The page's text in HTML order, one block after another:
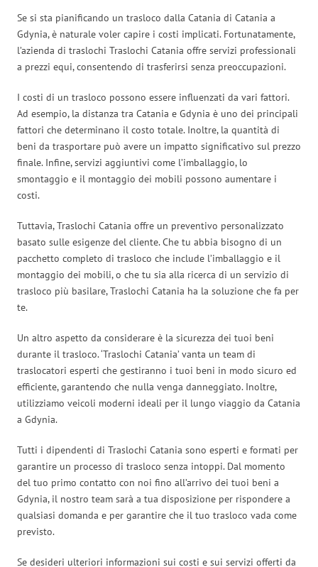
Se si sta pianificando un trasloco dalla Catania di Catania a
Gdynia, è naturale voler capire i costi implicati. Fortunatamente,
l’azienda di traslochi Traslochi Catania offre servizi professionali
a prezzi equi, consentendo di trasferirsi senza preoccupazioni.
I costi di un trasloco possono essere influenzati da vari fattori.
Ad esempio, la distanza tra Catania e Gdynia è uno dei principali
fattori che determinano il costo totale. Inoltre, la quantità di
beni da trasportare può avere un impatto significativo sul prezzo
finale. Infine, servizi aggiuntivi come l’imballaggio, lo
smontaggio e il montaggio dei mobili possono aumentare i
costi.
Tuttavia, Traslochi Catania offre un preventivo personalizzato
basato sulle esigenze del cliente. Che tu abbia bisogno di un
pacchetto completo di trasloco che include l’imballaggio e il
montaggio dei mobili, o che tu sia alla ricerca di un servizio di
trasloco più basilare, Traslochi Catania ha la soluzione che fa per
te.
Un altro aspetto da considerare è la sicurezza dei tuoi beni
durante il trasloco. ‘Traslochi Catania’ vanta un team di
traslocatori esperti che gestiranno i tuoi beni in modo sicuro ed
efficiente, garantendo che nulla venga danneggiato. Inoltre,
utilizziamo veicoli moderni ideali per il lungo viaggio da Catania
a Gdynia.
Tutti i dipendenti di Traslochi Catania sono esperti e formati per
garantire un processo di trasloco senza intoppi. Dal momento
del tuo primo contatto con noi fino all’arrivo dei tuoi beni a
Gdynia, il nostro team sarà a tua disposizione per rispondere a
qualsiasi domanda e per garantire che il tuo trasloco vada come
previsto.
Se desideri ulteriori informazioni sui costi e sui servizi offerti da